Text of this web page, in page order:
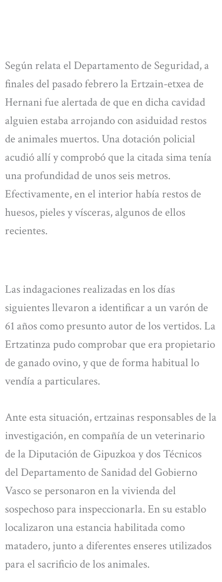
Según relata el Departamento de Seguridad, a
finales del pasado febrero la Ertzain-etxea de
Hernani fue alertada de que en dicha cavidad
alguien estaba arrojando con asiduidad restos
de animales muertos. Una dotación policial
acudió allí y comprobó que la citada sima tenía
una profundidad de unos seis metros.
Efectivamente, en el interior había restos de
huesos, pieles y vísceras, algunos de ellos
recientes.
Las indagaciones realizadas en los días
siguientes llevaron a identificar a un varón de
61 años como presunto autor de los vertidos. La
Ertzatinza pudo comprobar que era propietario
de ganado ovino, y que de forma habitual lo
vendía a particulares.
Ante esta situación, ertzainas responsables de la
investigación, en compañía de un veterinario
de la Diputación de Gipuzkoa y dos Técnicos
del Departamento de Sanidad del Gobierno
Vasco se personaron en la vivienda del
sospechoso para inspeccionarla. En su establo
localizaron una estancia habilitada como
matadero, junto a diferentes enseres utilizados
para el sacrificio de los animales.